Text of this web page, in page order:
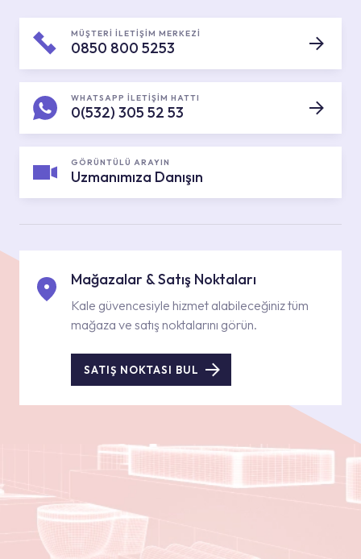
MÜŞTERİ İLETİŞİM MERKEZİ
0850 800 5253
WHATSAPP İLETİŞİM HATTI
0(532) 305 52 53
GÖRÜNTÜLÜ ARAYIN
Uzmanımıza Danışın
Mağazalar & Satış Noktaları
Kale güvencesiyle hizmet alabileceğiniz tüm
mağaza ve satış noktalarını görün.
SATIŞ NOKTASI BUL